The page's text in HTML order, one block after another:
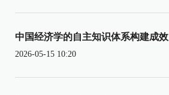
中国经济学的自主知识体系构建成效
2026-05-15 10:20